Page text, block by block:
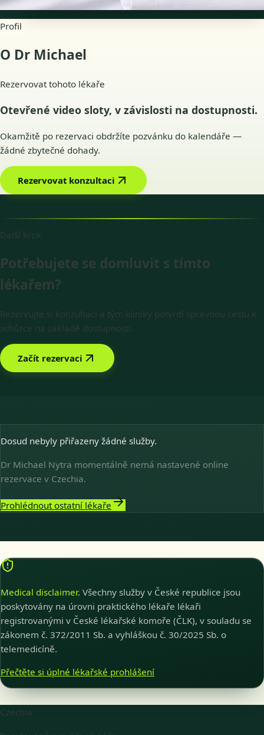
Profil
O Dr Michael
Rezervovat tohoto lékaře
Otevřené video sloty, v závislosti na dostupnosti.
Okamžitě po rezervaci obdržíte pozvánku do kalendáře —
žádné zbytečné dohady.
Rezervovat konzultaci
Další krok
Potřebujete se domluvit s tímto
lékařem?
Rezervujte si konzultaci a tým kliniky potvrdí správnou cestu k
schůzce na základě dostupnosti.
Začít rezervaci
Dosud nebyly přiřazeny žádné služby.
Dr Michael Nytra momentálně nemá nastavené online
rezervace v Czechia.
Prohlédnout ostatní lékaře
Medical disclaimer. Všechny služby v České republice jsou
poskytovány na úrovni praktického lékaře lékaři
registrovanými v České lékařské komoře (ČLK), v souladu se
zákonem č. 372/2011 Sb. a vyhláškou č. 30/2025 Sb. o
telemedicíně.
Přečtěte si úplné lékařské prohlášení
Czechia